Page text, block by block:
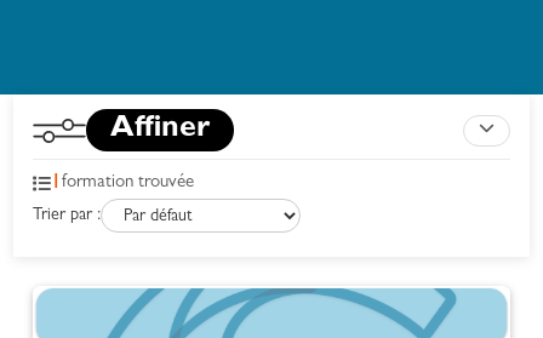
Affiner
1formation trouvée
Trier par :